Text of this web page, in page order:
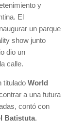
y
El
un parque
show junto
dio un
calle.
titulado World
a una futura
contó con
Batistuta.